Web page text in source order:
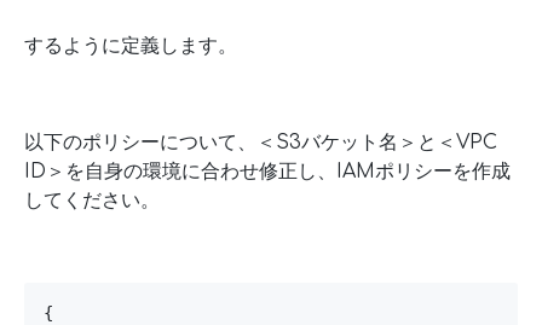
するように定義します。
以下のポリシーについて、＜S3バケット名＞と＜VPC
ID＞を自身の環境に合わせ修正し、IAMポリシーを作成
してください。
{